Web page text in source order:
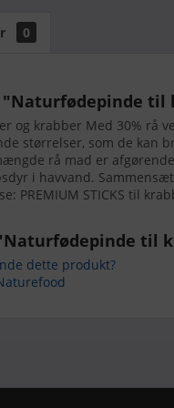
0
til
og krabber Med 30% rå
størrelser, som de kan
rå mad er
i havvand.
PREMIUM STICKS til
til
dette produkt?